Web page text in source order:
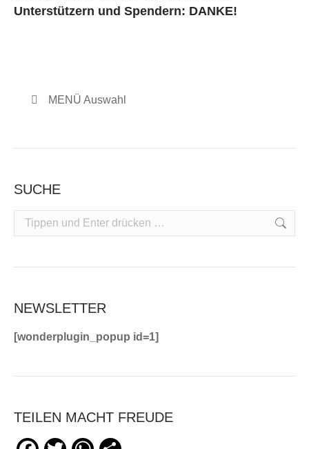
Unterstützern und Spendern: DANKE!
MENÜ Auswahl
SUCHE
Search:
NEWSLETTER
[wonderplugin_popup id=1]
TEILEN MACHT FREUDE